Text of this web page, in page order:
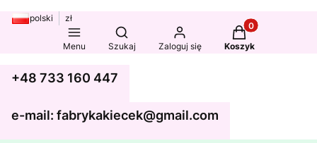
polski zł
Menu
Otwórz wyszukiwarkę
Szukaj Zaloguj się
Produkty w
Koszyk
+48 733 160 447
e-mail: fabrykakiecek@gmail.com